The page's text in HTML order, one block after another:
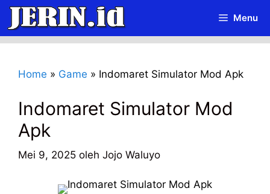
Langsung
isi
Menu
Home » Game » Indomaret Simulator Mod Apk
Indomaret Simulator Mod
Apk
Mei 9, 2025 oleh Jojo Waluyo